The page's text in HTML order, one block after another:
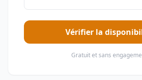
Vérifier la
Gratuit et sans